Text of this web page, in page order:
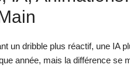
un dribble plus réactif, une IA
année, mais la différence